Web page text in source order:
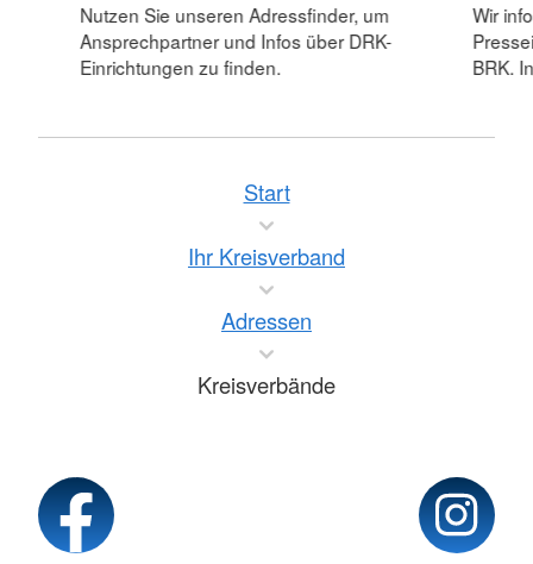
Nutzen Sie unseren Adressfinder, um
Ansprechpartner und Infos über DRK-
Einrichtungen zu finden.
Wir
BRK.
Start
Ihr Kreisverband
Adressen
Kreisverbände